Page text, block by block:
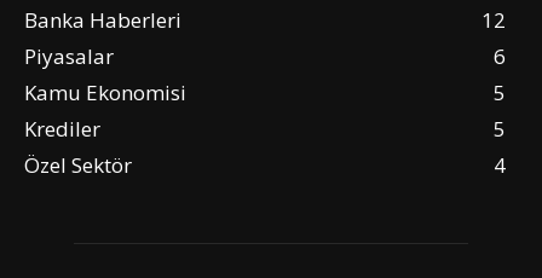
Banka Haberleri
12
Piyasalar
6
Kamu Ekonomisi
5
Krediler
5
Özel Sektör
4